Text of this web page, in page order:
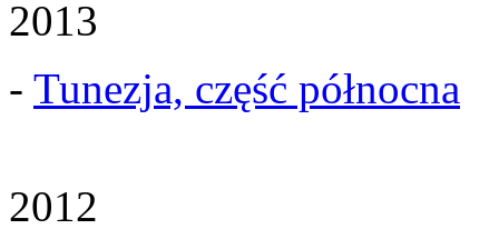
2013
- Tunezja, część północna
2012